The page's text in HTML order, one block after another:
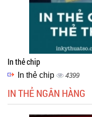
In thẻ chip
In thẻ chip 4399
IN THẺ NGÂN HÀNG